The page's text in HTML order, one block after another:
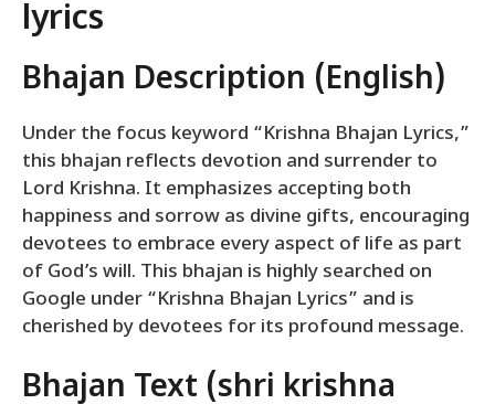
lyrics
Bhajan Description (English)
Under the focus keyword “Krishna Bhajan Lyrics,”
this bhajan reflects devotion and surrender to
Lord Krishna. It emphasizes accepting both
happiness and sorrow as divine gifts, encouraging
devotees to embrace every aspect of life as part
of God’s will. This bhajan is highly searched on
Google under “Krishna Bhajan Lyrics” and is
cherished by devotees for its profound message.
Bhajan Text (shri krishna